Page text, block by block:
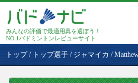
みんなの評価で最適用具を選ぼう！
NO.1バドミントンレビューサイト
トップ/ トップ選手 / ジャマイカ /